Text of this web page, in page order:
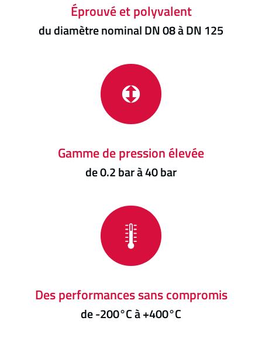
Éprouvé et polyvalent
du diamètre nominal DN 08 à DN 125
Gamme de pression élevée
de 0.2 bar à 40 bar
Des performances sans compromis
de -200°C à +400°C